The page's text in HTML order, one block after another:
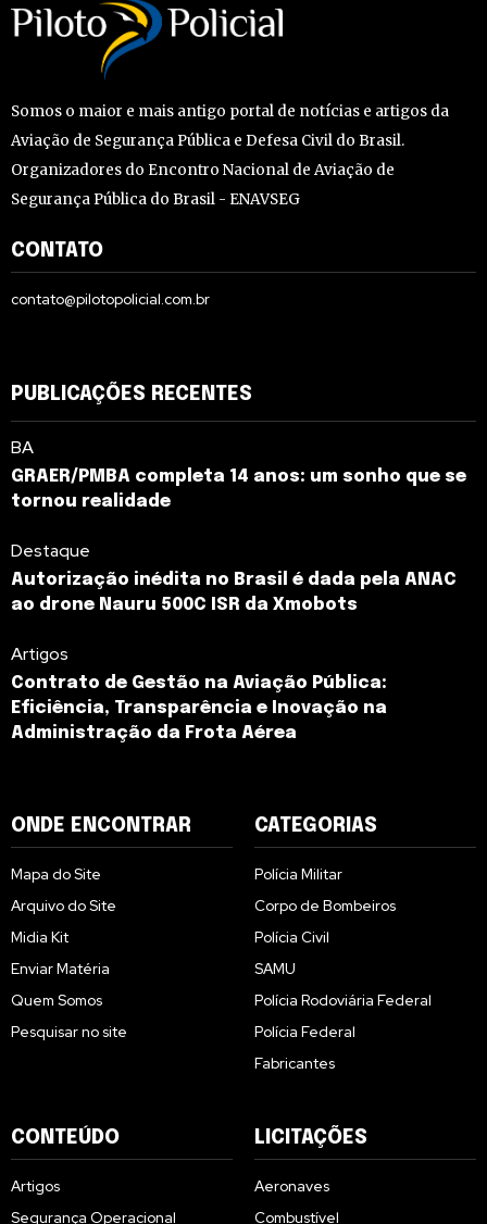
Somos o maior e mais antigo portal de notícias e artigos da
Aviação de Segurança Pública e Defesa Civil do Brasil.
Organizadores do Encontro Nacional de Aviação de
Segurança Pública do Brasil - ENAVSEG
CONTATO
contato@pilotopolicial.com.br
PUBLICAÇÕES RECENTES
BA
GRAER/PMBA completa 14 anos: um sonho que se
tornou realidade
Destaque
Autorização inédita no Brasil é dada pela ANAC
ao drone Nauru 500C ISR da Xmobots
Artigos
Contrato de Gestão na Aviação Pública:
Eficiência, Transparência e Inovação na
Administração da Frota Aérea
ONDE ENCONTRAR
Mapa do Site
Arquivo do Site
Midia Kit
Enviar Matéria
Quem Somos
Pesquisar no site
CATEGORIAS
Polícia Militar
Corpo de Bombeiros
Polícia Civil
SAMU
Polícia Rodoviária Federal
Polícia Federal
Fabricantes
CONTEÚDO
Artigos
Segurança Operacional
LICITAÇÕES
Aeronaves
Combustível